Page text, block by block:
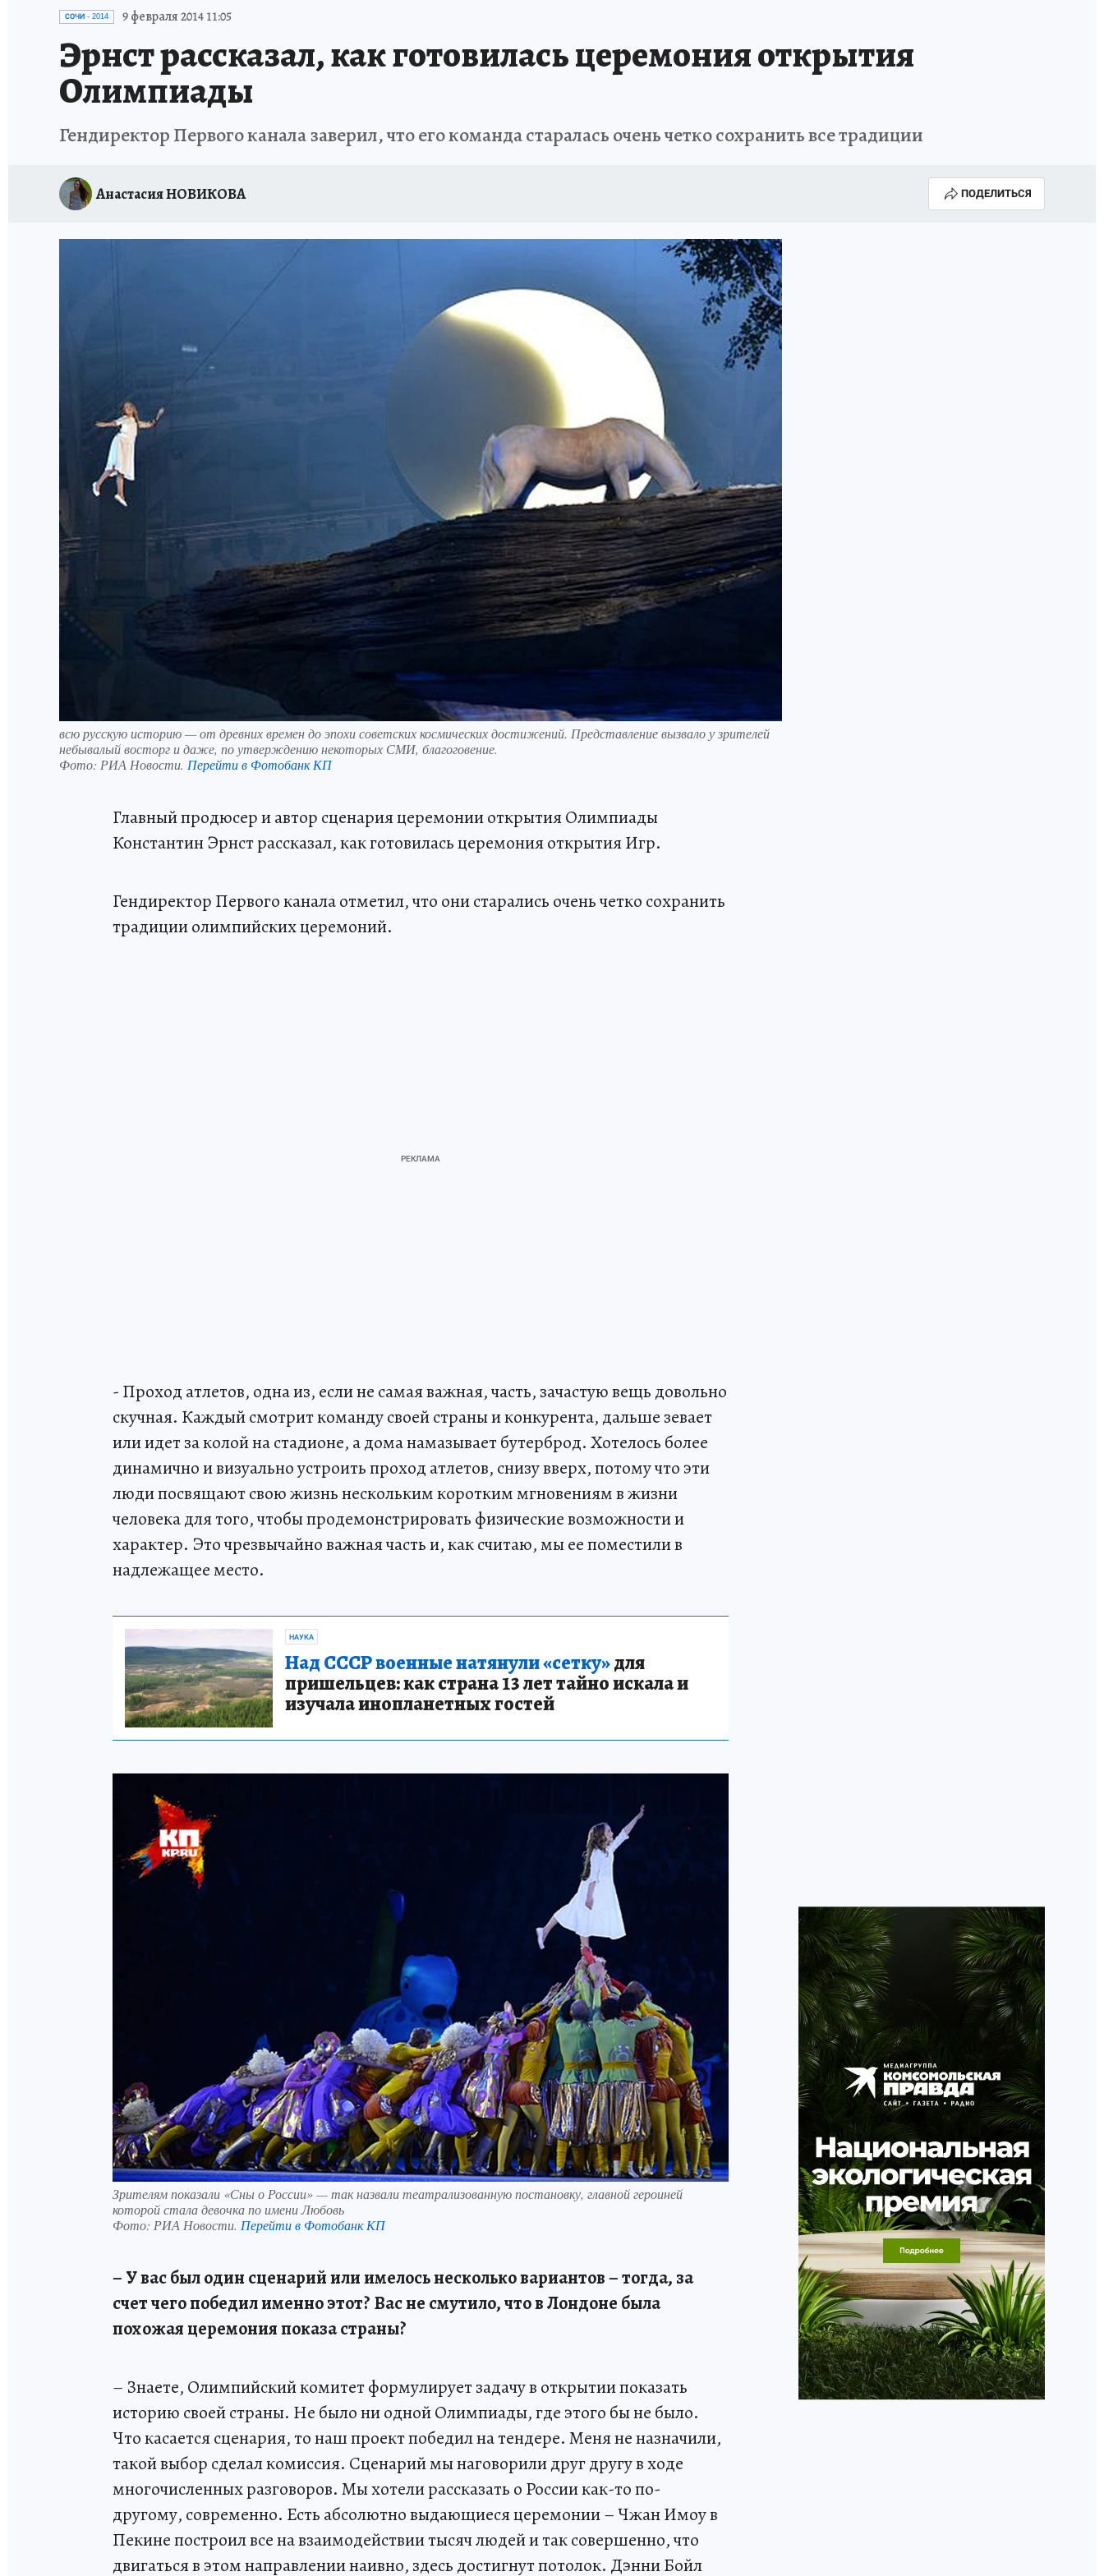
ИСПЫТАНО НА СЕБЕ
СОЧИ - 2014 9 февраля 2014 11:05
Эрнст рассказал, как готовилась церемония открытия
Олимпиады
Гендиректор Первого канала заверил, что его команда старалась очень четко сохранить все традиции
Анастасия НОВИКОВА ПОДЕЛИТЬСЯ
всю русскую историю — от древних времен до эпохи советских космических достижений. Представление вызвало у зрителей
небывалый восторг и даже, по утверждению некоторых СМИ, благоговение.
Фото: РИА Новости. Перейти в Фотобанк КП
Главный продюсер и автор сценария церемонии открытия Олимпиады
Константин Эрнст рассказал, как готовилась церемония открытия Игр.
Гендиректор Первого канала отметил, что они старались очень четко сохранить
традиции олимпийских церемоний.
- Проход атлетов, одна из, если не самая важная, часть, зачастую вещь довольно
скучная. Каждый смотрит команду своей страны и конкурента, дальше зевает
или идет за колой на стадионе, а дома намазывает бутерброд. Хотелось более
динамично и визуально устроить проход атлетов, снизу вверх, потому что эти
люди посвящают свою жизнь нескольким коротким мгновениям в жизни
человека для того, чтобы продемонстрировать физические возможности и
характер. Это чрезвычайно важная часть и, как считаю, мы ее поместили в
надлежащее место.
НАУКА
Над СССР военные натянули «сетку»для
пришельцев: как страна 13 лет тайно искала и
изучала инопланетных гостей
Зрителям показали «Сны о России» — так назвали театрализованную постановку, главной героиней
которой стала девочка по имени Любовь
Фото: РИА Новости. Перейти в Фотобанк КП
– У вас был один сценарий или имелось несколько вариантов – тогда, за
счет чего победил именно этот? Вас не смутило, что в Лондоне была
похожая церемония показа страны?
– Знаете, Олимпийский комитет формулирует задачу в открытии показать
историю своей страны. Не было ни одной Олимпиады, где этого бы не было.
Что касается сценария, то наш проект победил на тендере. Меня не назначили,
такой выбор сделал комиссия. Сценарий мы наговорили друг другу в ходе
многочисленных разговоров. Мы хотели рассказать о России как-то по-
другому, современно. Есть абсолютно выдающиеся церемонии – Чжан Имоу в
Пекине построил все на взаимодействии тысяч людей и так совершенно, что
двигаться в этом направлении наивно, здесь достигнут потолок. Дэнни Бойл